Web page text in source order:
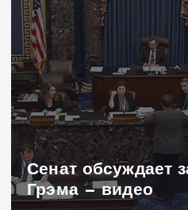
Сенат обсуждает
Грэма — видео